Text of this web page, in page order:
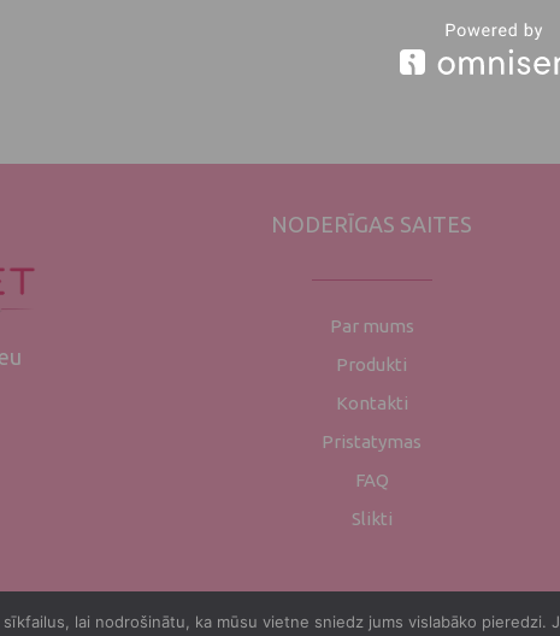
NODERĪGAS SAITES
Par mums
Produkti
Kontakti
Pristatymas
FAQ
Slikti
sīkfailus, lai nodrošinātu, ka mūsu vietne sniedz jums vislabāko